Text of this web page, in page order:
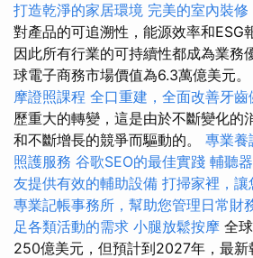
打造乾淨的家居環境 完美的室內裝
對產品的可追溯性，能源效率和ESG
因此所有行業的可持續性都成為業務
球電子商務市場價值為6.3萬億美元。
摩證照課程 全口重建，全面改善牙齒
歷重大的轉變，這是由於不斷變化的
和不斷增長的競爭而驅動的。 專業養
照護服務 谷歌SEO的最佳實踐 輔聽
友提供有效的輔助設備 打掃家裡，讓
專業記帳事務所，幫助您管理日常財
足各類活動的需求 小腿放鬆按摩 全
250億美元，但預計到2027年，最